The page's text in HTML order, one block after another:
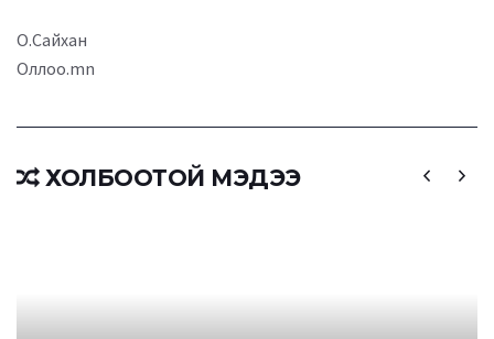
О.Сайхан
Оллоо.mn
ХОЛБООТОЙ МЭДЭЭ